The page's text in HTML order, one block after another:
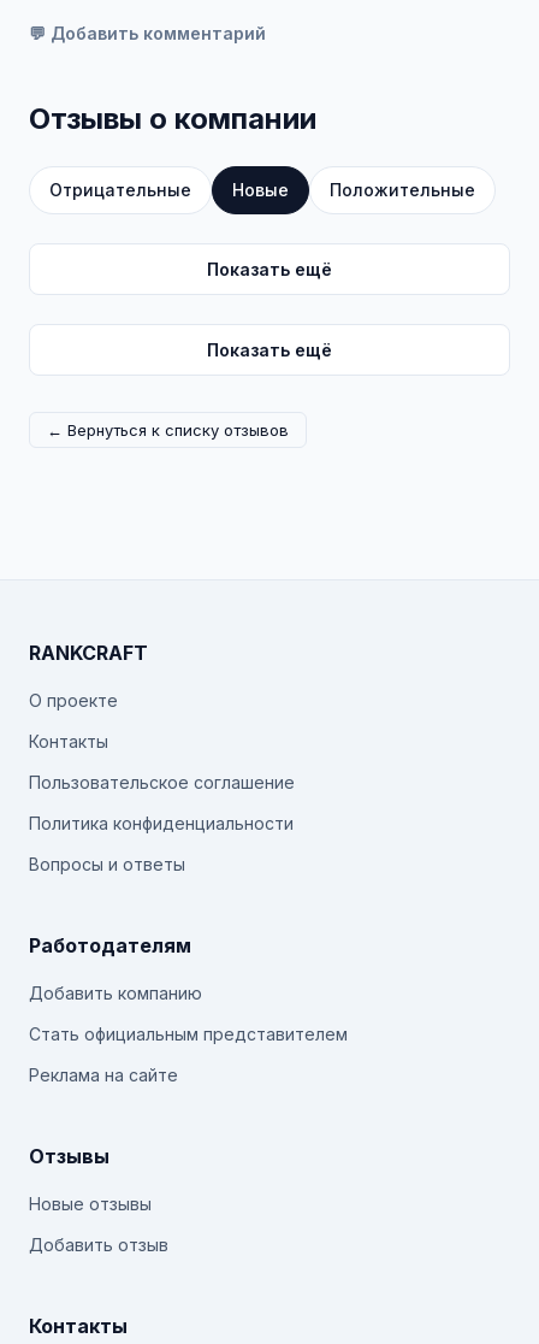
💬 Добавить комментарий
Отзывы о компании
Отрицательные Новые Положительные
Показать ещё
Показать ещё
← Вернуться к списку отзывов
RANKCRAFT
О проекте
Контакты
Пользовательское соглашение
Политика конфиденциальности
Вопросы и ответы
Работодателям
Добавить компанию
Стать официальным представителем
Реклама на сайте
Отзывы
Новые отзывы
Добавить отзыв
Контакты